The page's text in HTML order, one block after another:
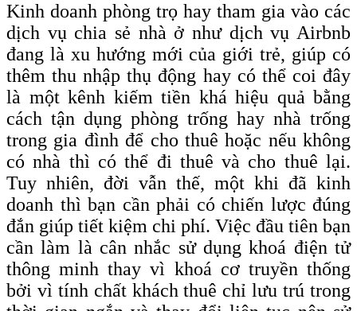
Kinh doanh phòng trọ hay tham gia vào các
dịch vụ chia sẻ nhà ở như dịch vụ Airbnb
đang là xu hướng mới của giới trẻ, giúp có
thêm thu nhập thụ động hay có thể coi đây
là một kênh kiếm tiền khá hiệu quả bằng
cách tận dụng phòng trống hay nhà trống
trong gia đình để cho thuê hoặc nếu không
có nhà thì có thể đi thuê và cho thuê lại.
Tuy nhiên, đời vẫn thế, một khi đã kinh
doanh thì bạn cần phải có chiến lược đúng
đắn giúp tiết kiệm chi phí. Việc đầu tiên bạn
cần làm là cân nhắc sử dụng khoá điện tử
thông minh thay vì khoá cơ truyền thống
bởi vì tính chất khách thuê chỉ lưu trú trong